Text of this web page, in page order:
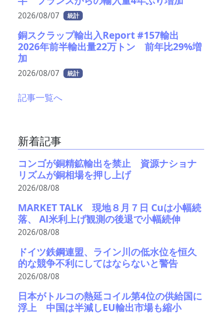
2026/08/07 統計
銅スクラップ輸出入Report #157輸出
2026年前半輸出量22万トン 前年比29%増
加
2026/08/07 統計
記事一覧へ
新着記事
コンゴが銅精鉱輸出を禁止 資源ナショナ
リズムが銅相場を押し上げ
2026/08/08
MARKET TALK 現地８月７日 Cuは小幅続
落、 Al米利上げ観測の後退で小幅続伸
2026/08/08
ドイツ鉄鋼連盟、ライン川の低水位を恒久
的な競争不利にしてはならないと警告
2026/08/08
日本がトルコの熱延コイル第4位の供給国に
浮上 中国は半減しEU輸出市場も縮小